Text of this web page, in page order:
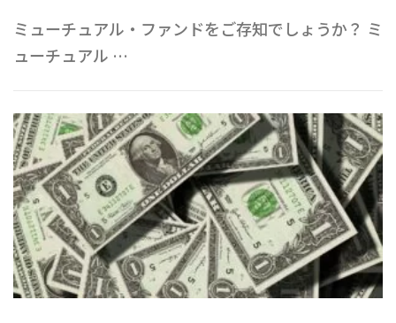
ミューチュアル・ファンドをご存知でしょうか？ ミ
ューチュアル …